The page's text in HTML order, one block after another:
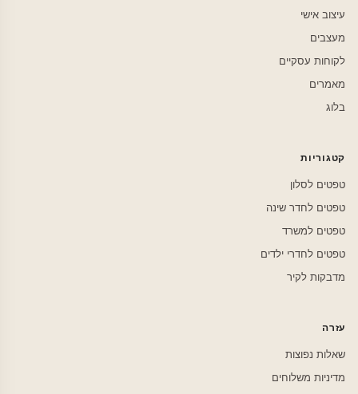
עיצוב אישי
מעצבים
לקוחות עסקיים
מאמרים
בלוג
קטגוריות
טפטים לסלון
טפטים לחדר שינה
טפטים למשרד
טפטים לחדרי ילדים
מדבקות לקיר
עזרה
שאלות נפוצות
מדיניות משלוחים